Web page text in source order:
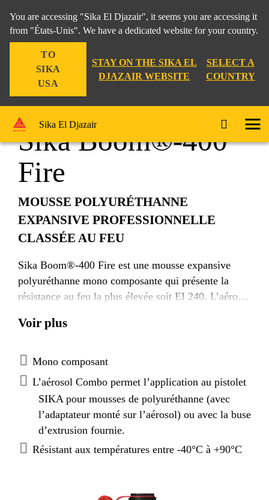
You are accessing "Sika El Djazair", it seems you are accessing it
from "États-Unis". We have a dedicated website for your country.
TO
SIKA
USA
STAY ON THE SIKA EL
DJAZAIR WEBSITE
SELECT A
COUNTRY
Sika El Djazair
Construction Protection anti-feu Sika Boom®-400 Fire
Sika Boom®-400
Fire
MOUSSE POLYURÉTHANNE
EXPANSIVE PROFESSIONNELLE
CLASSÉE AU FEU
Sika Boom®-400 Fire est une mousse expansive
polyuréthanne mono composante qui présente la
résistance au feu la plus élevée soit EI 240. L’aérosol
mousses de polyuréthanne (avec l’adaptateur monté
Voir plus
Mono composant
L’aérosol Combo permet l’application au pistolet
SIKA pour mousses de polyuréthanne (avec
l’adaptateur monté sur l’aérosol) ou avec la buse
d’extrusion fournie.
Résistant aux températures entre -40°C à +90°C